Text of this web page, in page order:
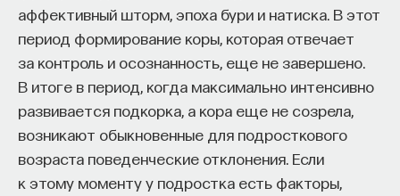
аффективный шторм, эпоха бури и натиска. В этот
период формирование коры, которая отвечает
за контроль и осознанность, еще не завершено.
В итоге в период, когда максимально интенсивно
развивается подкорка, а кора еще не созрела,
возникают обыкновенные для подросткового
возраста поведенческие отклонения. Если
к этому моменту у подростка есть факторы,